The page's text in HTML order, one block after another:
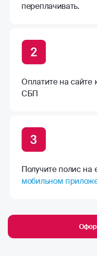
переплачивать.
Оплатите на сайте
СБП
Получите полис на
мобильном